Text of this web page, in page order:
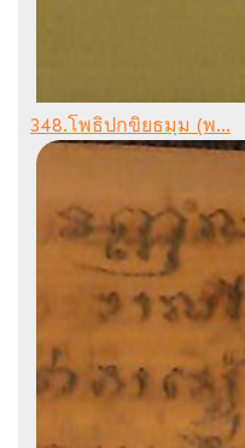
348.โพธิปกขิยธมฺม (พ...